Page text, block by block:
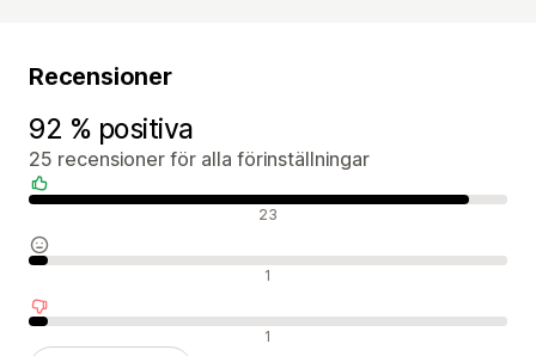
Recensioner
92 % positiva
25 recensioner för alla förinställningar
Positiva recensioner 23
Neutrala recensioner 1
Negativa recensioner 1